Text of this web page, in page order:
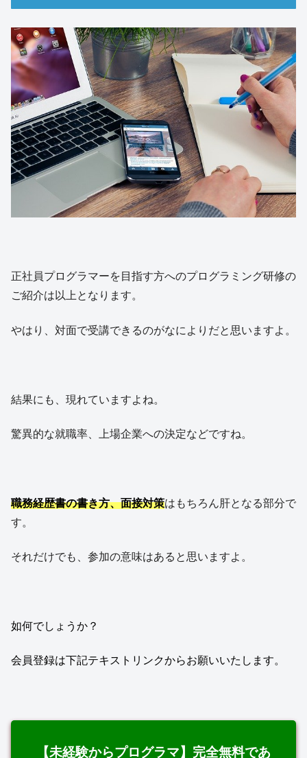
正社員プログラマーを目指す方へのプログラミング研修の
ご紹介は以上となります。
やはり、対面で受講できるのがなによりだと思いますよ。
結果にも、現れていますよね。
驚異的な就職率、上場企業への決定などですね。
職務経歴書の書き方、面接対策はもちろん肝となる部分で
す。
それだけでも、参加の意味はあると思いますよ。
如何でしょうか？
会員登録は下記テキストリンクからお願いいたします。
【未経験からプログラマ】完全無料であ